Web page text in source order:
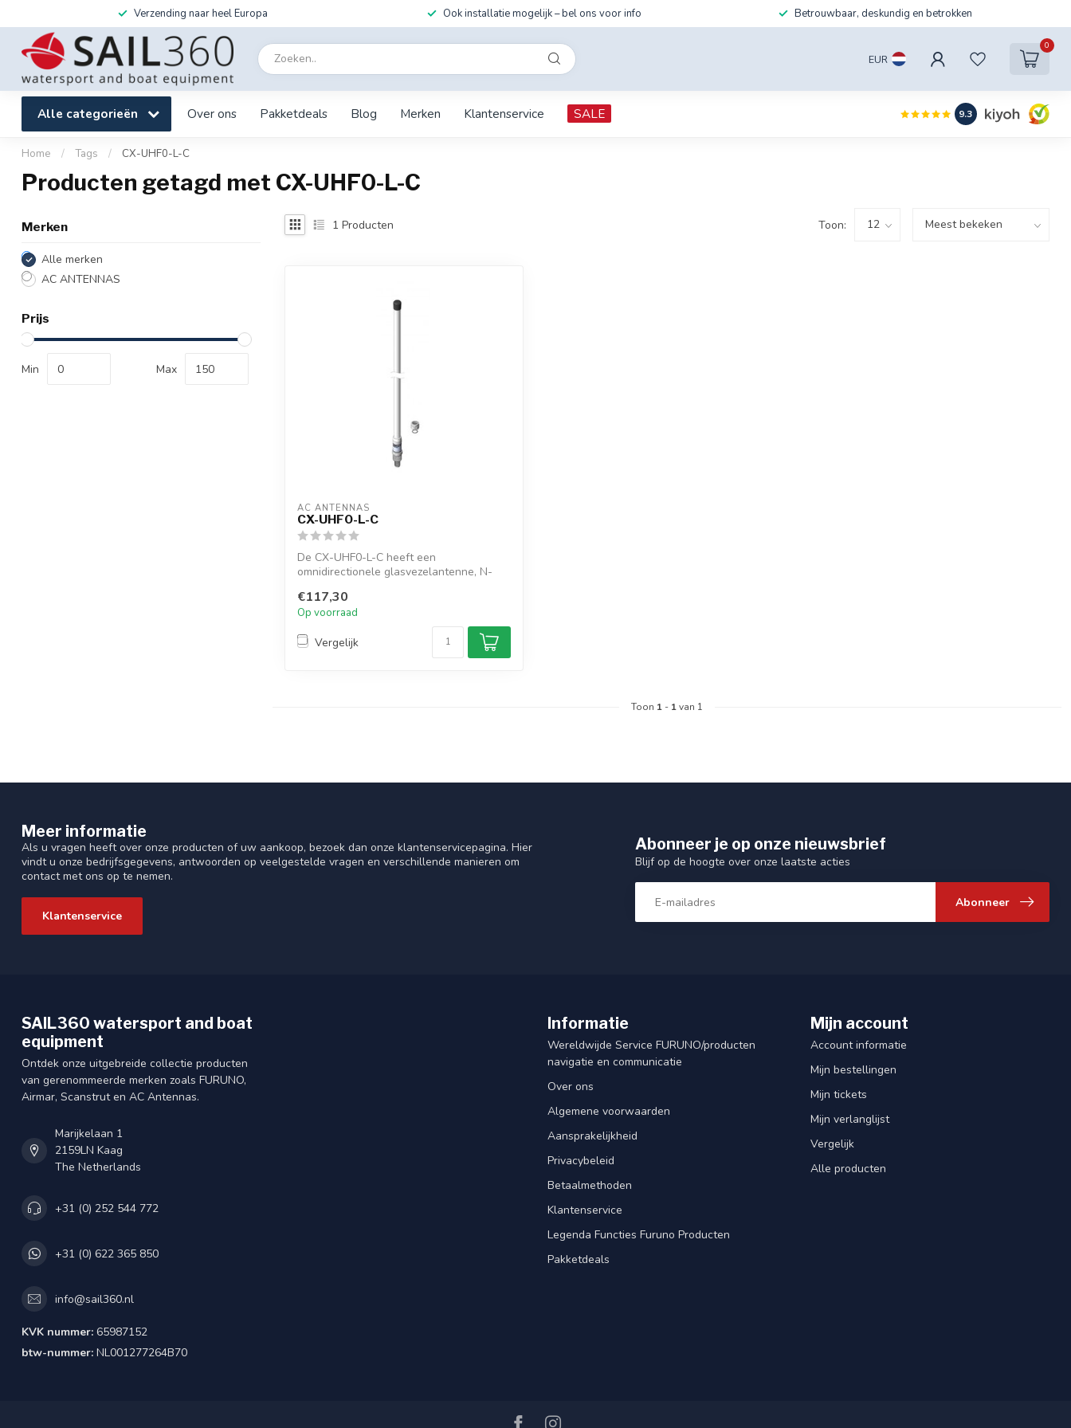
Verzending naar heel Europa Ook installatie mogelijk – bel ons voor info Betrouwbaar, deskundig en betrokken
EUR
0
Alle categorieën Over ons Pakketdeals Blog Merken Klantenservice SALE 9.3
Home / Tags / CX-UHF0-L-C
Producten getagd met CX-UHF0-L-C
Merken
Alle merken
AC ANTENNAS
Prijs
Min Max
1 Producten Toon:
AC ANTENNAS
CX-UHF0-L-C
De CX-UHF0-L-C heeft een
omnidirectionele glasvezelantenne, N-
€117,30
Op voorraad
Vergelijk
Toon 1 - 1van 1
Meer informatie
Als u vragen heeft over onze producten of uw aankoop, bezoek dan onze klantenservicepagina. Hier
vindt u onze bedrijfsgegevens, antwoorden op veelgestelde vragen en verschillende manieren om
contact met ons op te nemen.
Klantenservice
Abonneer je op onze nieuwsbrief
Blijf op de hoogte over onze laatste acties
Abonneer
SAIL360 watersport and boat
equipment
Ontdek onze uitgebreide collectie producten
van gerenommeerde merken zoals FURUNO,
Airmar, Scanstrut en AC Antennas.
Marijkelaan 1
2159LN Kaag
The Netherlands
+31 (0) 252 544 772
+31 (0) 622 365 850
info@sail360.nl
KVK nummer: 65987152
btw-nummer: NL001277264B70
Informatie
Wereldwijde Service FURUNO/producten
navigatie en communicatie
Over ons
Algemene voorwaarden
Aansprakelijkheid
Privacybeleid
Betaalmethoden
Klantenservice
Legenda Functies Furuno Producten
Pakketdeals
Mijn account
Account informatie
Mijn bestellingen
Mijn tickets
Mijn verlanglijst
Vergelijk
Alle producten